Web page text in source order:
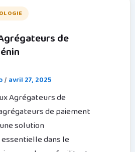
de
/ avril 27, 2025
Agrégateurs de
de paiement
solution
dans le